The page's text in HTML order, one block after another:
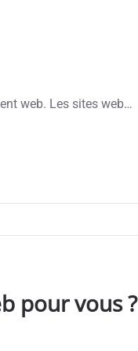
web. Les sites web…
pour vous ?